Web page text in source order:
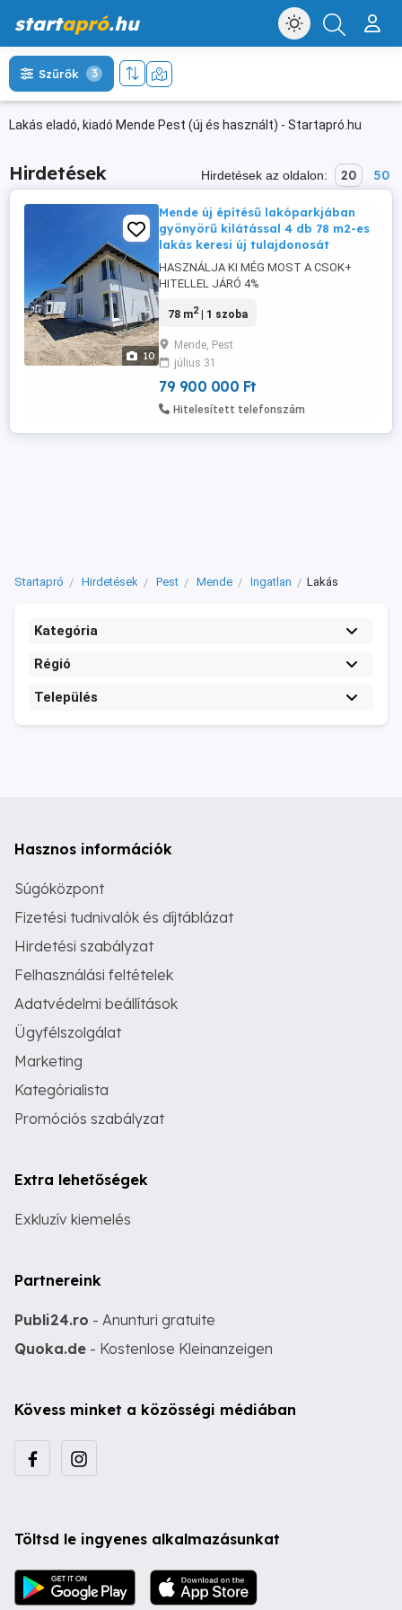
startapró.hu
Lakás eladó, kiadó Mende Pest (új és használt) - Startapró.hu
Szűrők 3
Hirdetések Hirdetések az oldalon: 20 50
10
Mende új építésű lakóparkjában
gyönyörű kilátással 4 db 78 m2-es
lakás keresi új tulajdonosát
HASZNÁLJA KI MÉG MOST A CSOK+
HITELLEL JÁRÓ 4%
START 3%-os LAKÁSHITELEKET!!!
GYÖNYÖRŰ KILÁTÁSSAL, 4 db 4 lakásos,
2 szintes társasház épül, ezekből még 4
db 1. emeleti lakás eladó, 10%-kal
lakásonként 78 m2, ...
78 m2| 1 szoba
Mende, Pest
július 31
79 900 000 Ft
Hitelesített telefonszám
Startapró Hirdetések Pest Mende Ingatlan Lakás
Kategória
Régió
Település
Hasznos információk
Súgóközpont
Fizetési tudnivalók és díjtáblázat
Hirdetési szabályzat
Felhasználási feltételek
Adatvédelmi beállítások
Ügyfélszolgálat
Marketing
Kategórialista
Promóciós szabályzat
Extra lehetőségek
Exkluzív kiemelés
Partnereink
Publi24.ro - Anunturi gratuite
Quoka.de - Kostenlose Kleinanzeigen
Kövess minket a közösségi médiában
Töltsd le ingyenes alkalmazásunkat